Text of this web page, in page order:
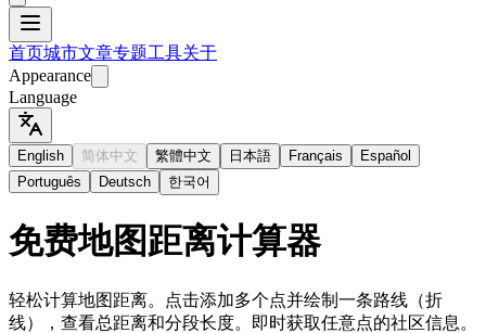
首页城市文章专题工具关于
Appearance
Language
English 简体中文 繁體中文 日本語 Français
Español
Português
Deutsch 한국어
免费地图距离计算器
轻松计算地图距离。点击添加多个点并绘制一条路线（折
线），查看总距离和分段长度。即时获取任意点的社区信息。